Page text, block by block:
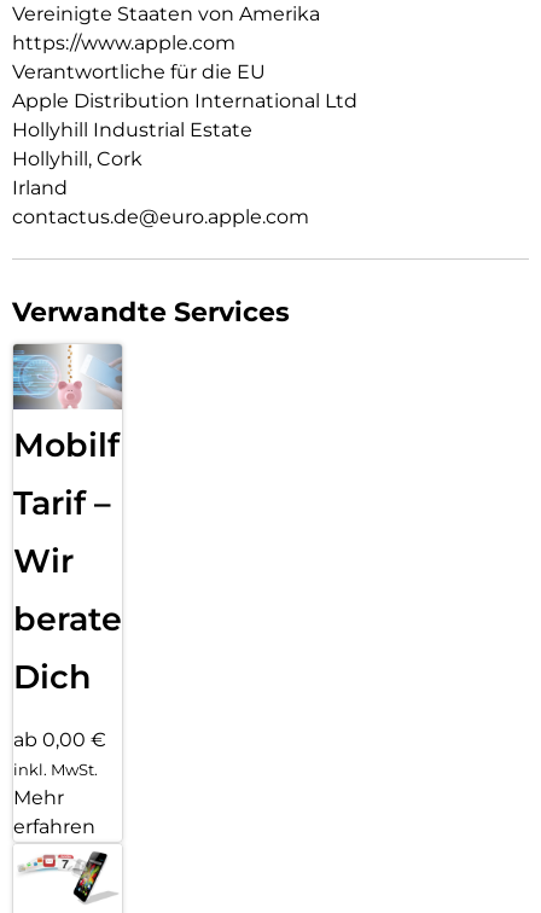
Mit integrierten Magneten, die sich perfekt am iPhone 17 Pro
ausrichten, hält das Case ganz einfach und sorgt für
schnelleres kabel­loses Laden. Lass dein iPhone beim Laden
einfach im Case und docke dein MagSafe Ladegerät an oder
leg es auf dein Qi2.2 oder Qi zertifiziertes Ladegerät.
Wie jedes von Apple entwickelte Case durchläuft es im Laufe
des Design‑ und Fertigungs­prozesses Tausende von
Teststunden. Deshalb sieht es nicht nur großartig aus,
sondern ist auch dafür gemacht, dein iPhone vor Kratzern
Vereinigte Staaten von Amerika
https://www.apple.com
Verantwortliche für die EU
Apple Distribution International Ltd
Hollyhill Industrial Estate
Hollyhill, Cork
Irland
contactus.de@euro.apple.com
Verwandte Services
Mobilfunk
Tarif –
Wir
beraten
Dich
ab 0,00 €
inkl. MwSt.
Mehr
erfahren